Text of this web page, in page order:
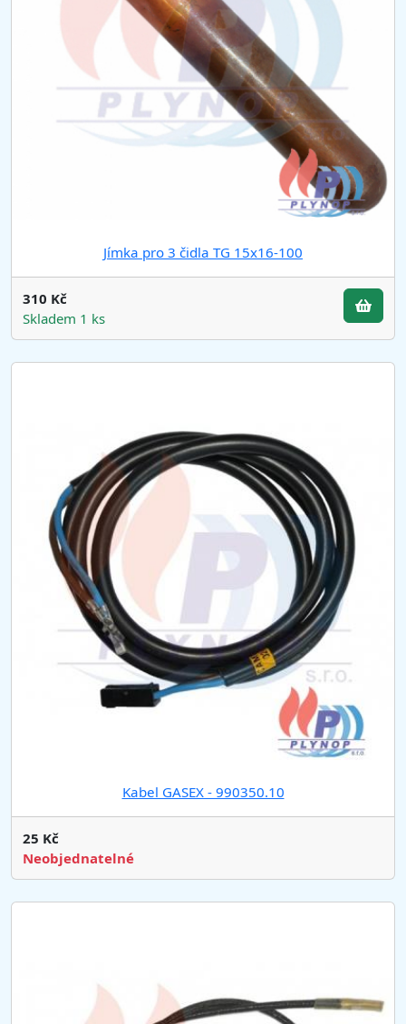
Jímka pro 3 čidla TG 15x16-100
310 Kč
Skladem 1 ks
Kabel GASEX - 990350.10
25 Kč
Neobjednatelné